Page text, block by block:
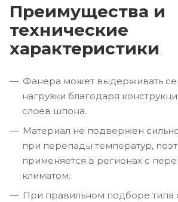
Преимущества и
технические
характеристики
Фанера может выдерживать
нагрузки благодаря
слоев шпона.
Материал не подвержен
при перепады температур,
применяется в регионах с
климатом.
При правильном подборе типа